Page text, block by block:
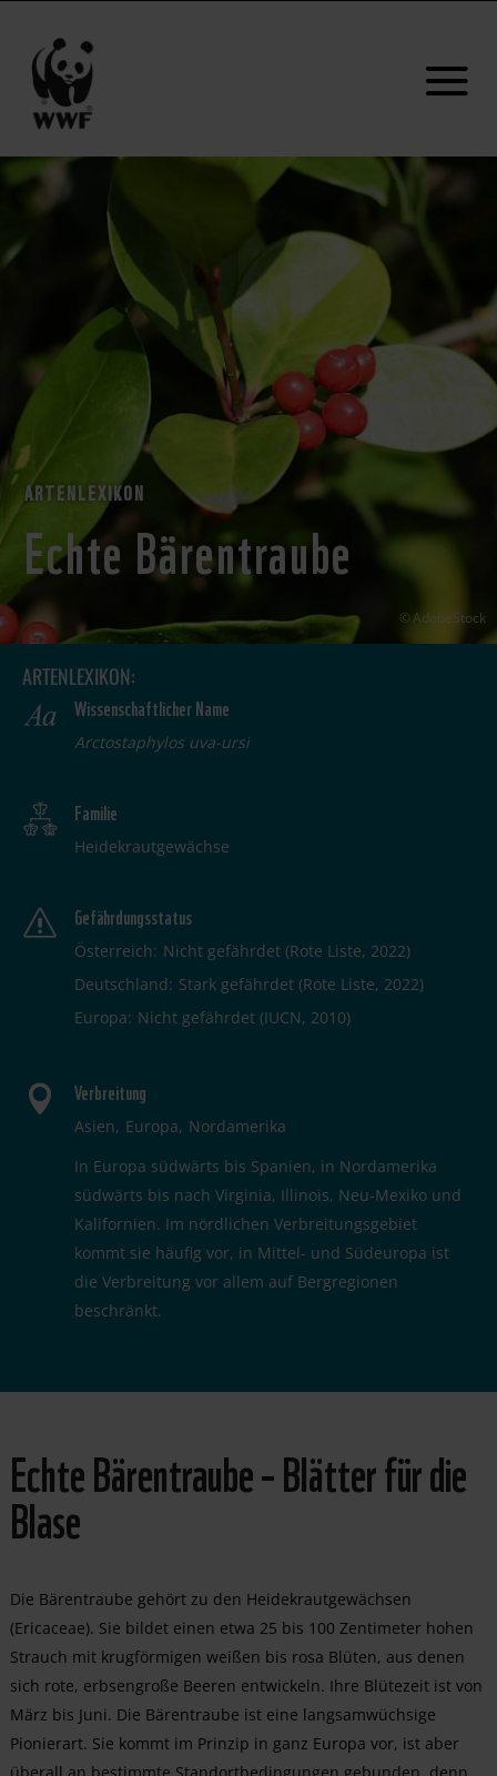
ARTENLEXIKON
Echte Bärentraube
AdobeStock
ARTENLEXIKON:
Wissenschaftlicher Name
Arctostaphylos uva-ursi
Familie
Heidekrautgewächse
Gefährdungsstatus
Österreich Nicht gefährdet (Rote Liste, 2022)
Deutschland
Stark gefährdet (Rote Liste, 2022)
Europa Nicht gefährdet (IUCN, 2010)
Verbreitung
Asien Europa Nordamerika
In Europa südwärts bis Spanien, in Nordamerika
südwärts bis nach Virginia, Illinois, Neu-Mexiko und
Kalifornien. Im nördlichen Verbreitungsgebiet
kommt sie häufig vor, in Mittel- und Südeuropa ist
die Verbreitung vor allem auf Bergregionen
beschränkt.
Echte Bärentraube – Blätter für die
Blase
Die Bärentraube gehört zu den Heidekrautgewächsen
(Ericaceae). Sie bildet einen etwa 25 bis 100 Zentimeter hohen
Strauch mit krugförmigen weißen bis rosa Blüten, aus denen
sich rote, erbsengroße Beeren entwickeln. Ihre Blütezeit ist von
März bis Juni. Die Bärentraube ist eine langsamwüchsige
Pionierart. Sie kommt im Prinzip in ganz Europa vor, ist aber